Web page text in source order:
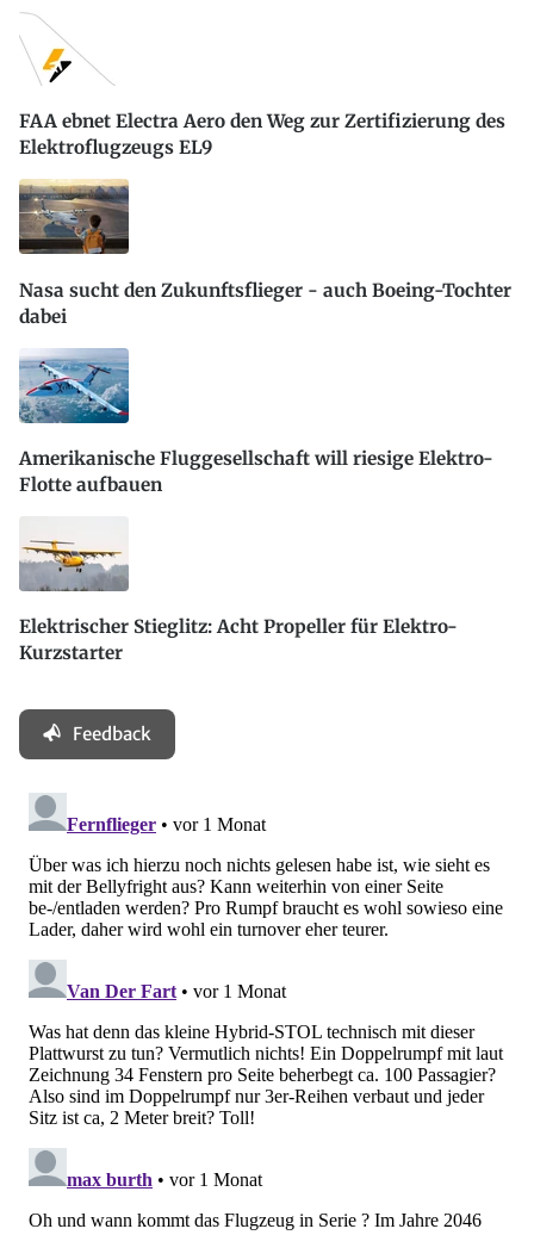
FAA ebnet Electra Aero den Weg zur Zertifizierung des
Elektroflugzeugs EL9
Nasa sucht den Zukunftsflieger - auch Boeing-Tochter
dabei
Amerikanische Fluggesellschaft will riesige Elektro-
Flotte aufbauen
Elektrischer Stieglitz: Acht Propeller für Elektro-
Kurzstarter
Feedback